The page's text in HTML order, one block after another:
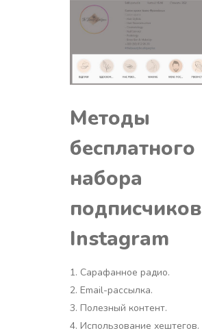
Методы
бесплатного
набора
Instagram
Сарафанное радио.
Email-рассылка.
Полезный контент.
Использование хештегов.